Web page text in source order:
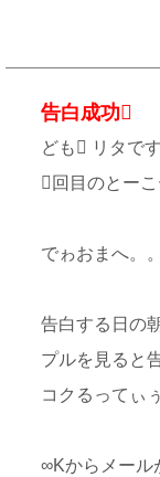
告白成功
ども リタで
回目のとー
でゎおまへ。。
告白する日の
プルを見ると
コクるってぃ
∞Kからメール